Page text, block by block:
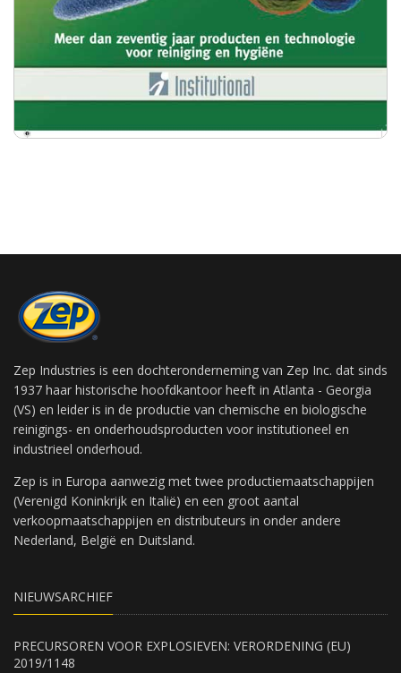
Zep Industries is een dochteronderneming van Zep Inc. dat sinds
1937 haar historische hoofdkantoor heeft in Atlanta - Georgia
(VS) en leider is in de productie van chemische en biologische
reinigings- en onderhoudsproducten voor institutioneel en
industrieel onderhoud.
Zep is in Europa aanwezig met twee productiemaatschappijen
(Verenigd Koninkrijk en Italië) en een groot aantal
verkoopmaatschappijen en distributeurs in onder andere
Nederland, België en Duitsland.
NIEUWSARCHIEF
PRECURSOREN VOOR EXPLOSIEVEN: VERORDENING (EU)
2019/1148